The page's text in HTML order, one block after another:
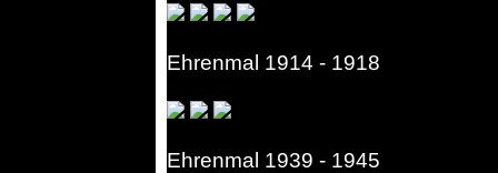
Ehrenmal 1914 - 1918
Ehrenmal 1939 - 1945